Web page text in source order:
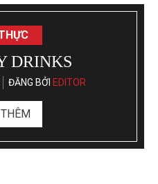
DRINKS
ĐĂNG BỞI EDITOR